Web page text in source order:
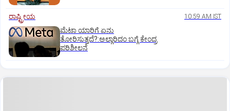
ರಾಷ್ಟ್ರೀಯ 10:59 AM IST
ಮೆಟಾ ಯಾರಿಗೆ ಏನು
ತೋರಿಸುತ್ತದೆ?:ಅಲ್ಗಾರಿದಂ ಬಗ್ಗೆ ಕೇಂದ್ರ
ಪರಿಶೀಲನೆ